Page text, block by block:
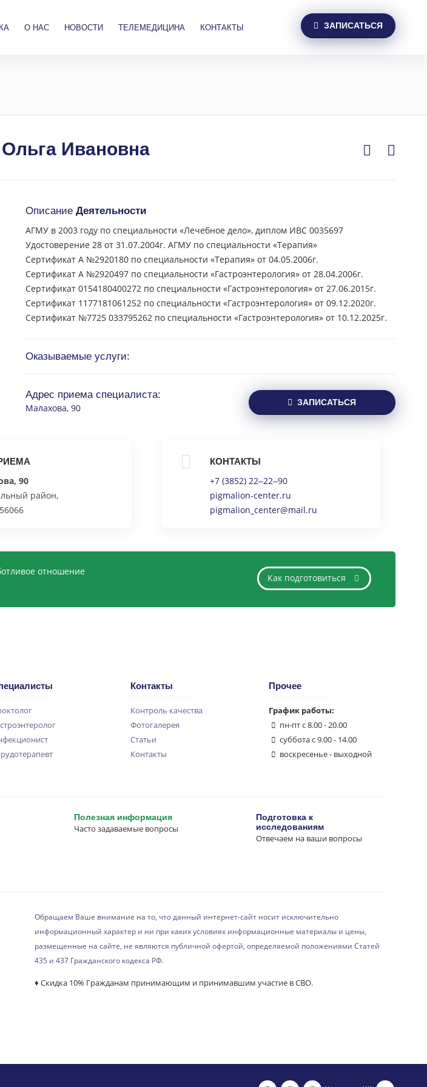
О НАС НОВОСТИ ТЕЛЕМЕДИЦИНА КОНТАКТЫ ЗАПИСАТЬСЯ
Ивановна
Описание Деятельности
АГМУ в 2003 году по специальности «Лечебное дело», диплом ИВС 0035697
Удостоверение 28 от 31.07.2004г. АГМУ по специальности «Терапия»
Сертификат А №2920180 по специальности «Терапия» от 04.05.2006г.
Сертификат А №2920497 по специальности «Гастроэнтерология» от 28.04.2006г.
Сертификат 0154180400272 по специальности «Гастроэнтерология» от 27.06.2015г.
Сертификат 1177181061252 по специальности «Гастроэнтерология» от 09.12.2020г.
Сертификат №7725 033795262 по специальности «Гастроэнтерология» от 10.12.2025г.
Оказываемые услуги:
Адрес приема специалиста:
Малахова, 90
ЗАПИСАТЬСЯ
90
район,
КОНТАКТЫ
+7 (3852) 22‒22‒90
pigmalion-center.ru
pigmalion_center@mail.ru
отношение
Как подготовиться
Контакты
Контроль качества
Фотогалерея
Статьи
Контакты
Прочее
График работы:
пн-пт с 8.00 - 20.00
суббота с 9.00 - 14.00
воскресенье - выходной
Полезная информация
Часто задаваемые вопросы
Подготовка к
исследованиям
Отвечаем на ваши вопросы
Обращаем Ваше внимание на то, что данный интернет-сайт носит исключительно
информационный характер и ни при каких условиях информационные материалы и цены,
размещенные на сайте, не являются публичной офертой, определяемой положениями Статей
435 и 437 Гражданского кодекса РФ.
♦ Скидка 10% Гражданам принимающим и принимавшим участие в СВО.